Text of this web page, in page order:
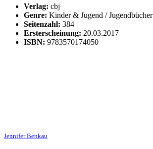
Verlag: cbj
Genre: Kinder & Jugend / Jugendbücher
Seitenzahl: 384
Ersterscheinung: 20.03.2017
ISBN: 9783570174050
Jennifer Benkau